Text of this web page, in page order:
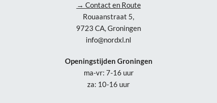
→ Contact en Route
Rouaanstraat 5,
9723 CA, Groningen
info@nordxl.nl
Openingstijden Groningen
ma-vr: 7-16 uur
za: 10-16 uur